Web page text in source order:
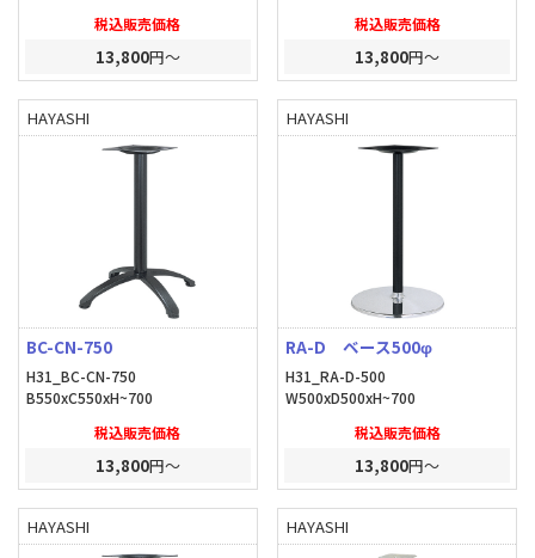
税込販売価格
13,800円～
税込販売価格
13,800円～
HAYASHI
BC-CN-750
H31_BC-CN-750
B550xC550xH~700
税込販売価格
13,800円～
HAYASHI
RA-D ベース500φ
H31_RA-D-500
W500xD500xH~700
税込販売価格
13,800円～
HAYASHI HAYASHI